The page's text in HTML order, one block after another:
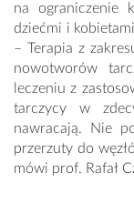
na ograniczenie
dziećmi i
– Terapia z
nowotworów
leczeniu z
tarczycy w
nawracają. Nie
przerzuty do
mówi prof. Rafał